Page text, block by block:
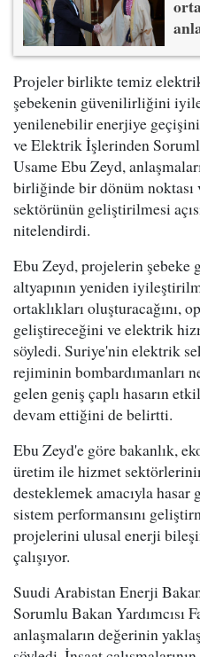
Projeler birlikte temiz
şebekenin güvenilirliğini
yenilenebilir enerjiye
ve Elektrik İşlerinden
Usame Ebu Zeyd,
birliğinde bir dönüm
sektörünün geliştirilmesi
nitelendirdi.
Ebu Zeyd, projelerin şebeke
altyapının yeniden
ortaklıkları oluşturacağını,
geliştireceğini ve elektrik
söyledi. Suriye'nin elektrik
rejiminin bombardımanları
gelen geniş çaplı hasarın
devam ettiğini de belirtti.
Ebu Zeyd'e göre bakanlık,
üretim ile hizmet
desteklemek amacıyla hasar
sistem performansını
projelerini ulusal enerji
çalışıyor.
Suudi Arabistan Enerji
Sorumlu Bakan Yardımcısı
anlaşmaların değerinin